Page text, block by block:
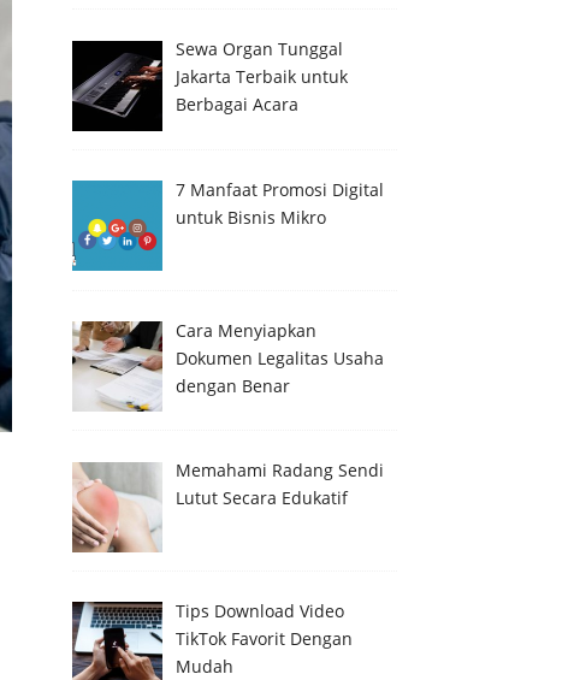
Sewa Organ Tunggal
Jakarta Terbaik untuk
Berbagai Acara
7 Manfaat Promosi Digital
untuk Bisnis Mikro
Cara Menyiapkan
Dokumen Legalitas Usaha
dengan Benar
Memahami Radang Sendi
Lutut Secara Edukatif
Tips Download Video
TikTok Favorit Dengan
Mudah